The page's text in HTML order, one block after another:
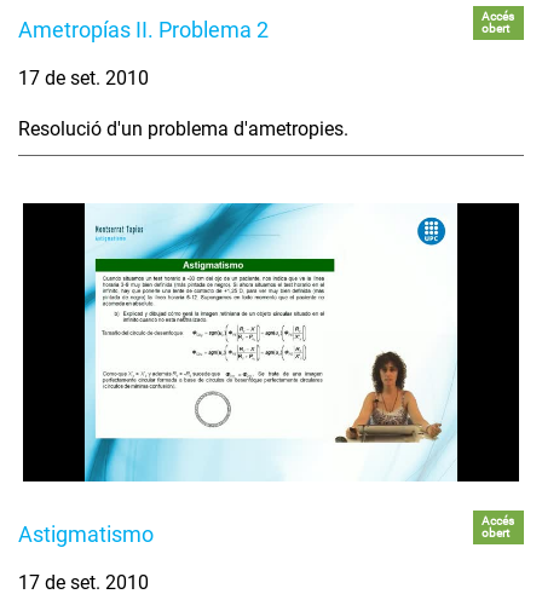
Ametropías II. Problema 2
Accés
obert
17 de set. 2010
Resolució d'un problema d'ametropies.
Astigmatismo
Accés
obert
17 de set. 2010